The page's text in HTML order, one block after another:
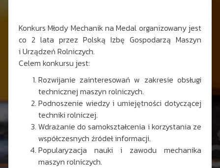
Konkurs Młody Mechanik na Medal organizowany jest
co 2 lata przez Polską Izbę Gospodarzą Maszyn
i Urządzeń Rolniczych.
Celem konkursu jest:
Rozwijanie zainteresowań w zakresie obsługi
technicznej maszyn rolniczych.
Podnoszenie wiedzy i umiejętności dotyczącej
techniki rolniczej.
Wdrażanie do samokształcenia i korzystania ze
współczesnych źródeł informacji.
Popularyzacja nauki i zawodu mechanika
maszyn rolniczych.